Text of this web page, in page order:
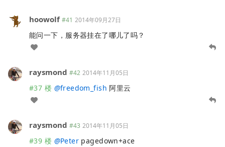
hoowolf #41 2014年09月27日
能问一下，服务器挂在了哪儿了吗？
raysmond #42 2014年11月05日
#37 楼 @freedom_fish 阿里云
raysmond #43 2014年11月05日
#39 楼 @Peter pagedown+ace